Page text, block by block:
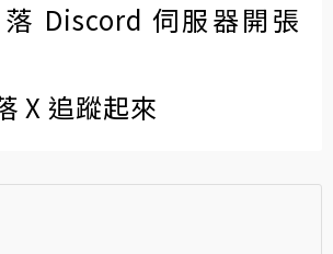
Discord 伺服器開張
X 追蹤起來